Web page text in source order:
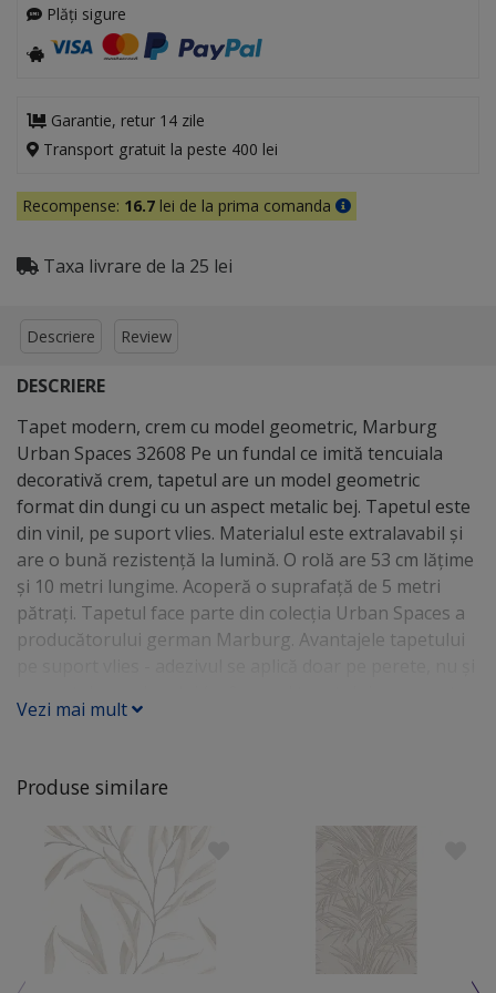
Plăți sigure
Garantie, retur 14 zile
Transport gratuit la peste 400 lei
Recompense: 16.7 lei de la prima comanda
Taxa livrare de la 25 lei
Descriere Review
DESCRIERE
Tapet modern, crem cu model geometric, Marburg
Urban Spaces 32608 Pe un fundal ce imită tencuiala
decorativă crem, tapetul are un model geometric
format din dungi cu un aspect metalic bej. Tapetul este
din vinil, pe suport vlies. Materialul este extralavabil şi
are o bună rezistenţă la lumină. O rolă are 53 cm lăţime
şi 10 metri lungime. Acoperă o suprafaţă de 5 metri
pătraţi. Tapetul face parte din colecţia Urban Spaces a
producătorului german Marburg. Avantajele tapetului
din hârtie) - nu îşi modifică dimensiunile (nu se strânge,
umezirea materialului
Vezi mai mult
Produse similare